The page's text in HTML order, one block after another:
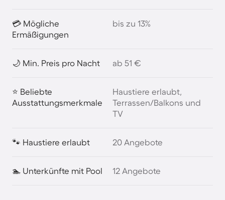
💳 Mögliche
Ermäßigungen
bis zu 13%
🌙 Min. Preis pro Nacht ab 51 €
⭐ Beliebte
Ausstattungsmerkmale
Haustiere erlaubt,
Terrassen/Balkons und
TV
🐾 Haustiere erlaubt 20 Angebote
🏊 Unterkünfte mit Pool 12 Angebote